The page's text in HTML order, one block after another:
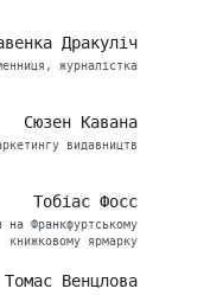
Дракуліч
журналістка
Сюзен Кавана
видавництв
Тобіас Фосс
на Франкфуртському
книжковому ярмарку
Томас Венцлова